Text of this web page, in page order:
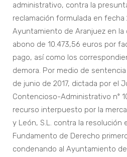
administrativo, contra la
reclamación formulada en
Ayuntamiento de Aranjuez en la
abono de 10.473,56 euros por
pago, así como los
demora. Por medio de sentencia
de junio de 2017, dictada por el
Contencioso-Administrativo nº
recurso interpuesto por la
y León, S.L. contra la resolución
Fundamento de Derecho
condenando al Ayuntamiento